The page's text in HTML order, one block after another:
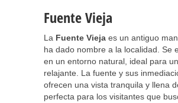
Fuente Vieja
La Fuente Vieja es un antiguo
ha dado nombre a la localidad. Se
en un entorno natural, ideal para
relajante. La fuente y sus
ofrecen una vista tranquila y llena
perfecta para los visitantes que